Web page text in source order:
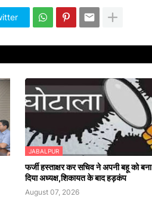
JABALPUR
फर्जी हस्ताक्षर कर सचिव ने अपनी बहू को बना
दिया अध्यक्ष,शिकायत के बाद हड़कंप
August 07, 2026